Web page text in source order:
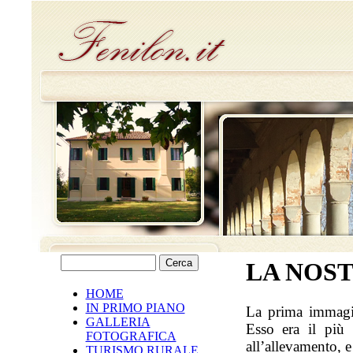
HOME
IN PRIMO PIANO
GALLERIA
FOTOGRAFICA
TURISMO RURALE
LA
La prima
Esso era il più
all’allevamento,